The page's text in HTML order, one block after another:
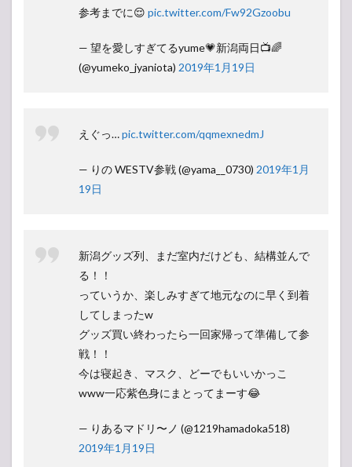
参考までに😌 pic.twitter.com/Fw92Gzoobu
— 望を愛しすぎてるyume💗新潟両日📺🌈
(@yumeko_jyaniota) 2019年1月19日
えぐっ…pic.twitter.com/qqmexnedmJ
— りの WESTV参戦 (@yama__0730) 2019年1月
19日
新潟グッズ列、まだ室内だけども、結構並んで
る！！
っていうか、楽しみすぎて地元なのに早く到着
してしまったw
グッズ買い終わったら一回家帰って準備して参
戦！！
今は寝起き、マスク、どーでもいいかっこ
www一応紫色身にまとってまーす😂
— りあるマドリ〜ノ (@1219hamadoka518)
2019年1月19日